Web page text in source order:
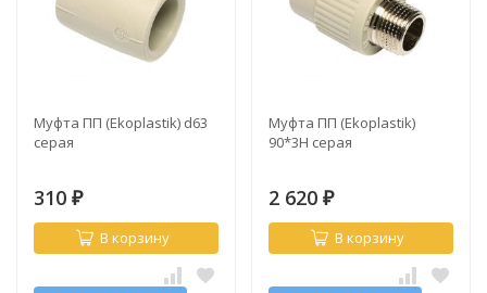
Муфта ПП (Ekoplastik) d63
серая
310 ₽
В корзину
Муфта ПП (Ekoplastik)
90*3Н серая
2 620 ₽
В корзину